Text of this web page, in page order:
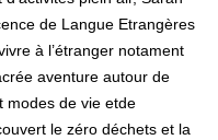
de Langue Etrangères
à l’étranger notament
aventure autour de
modes de vie etde
le zéro déchets et la